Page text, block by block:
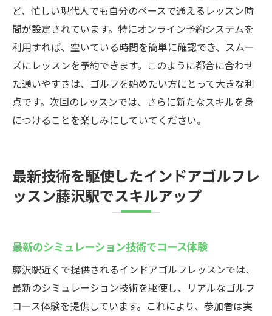
ど、忙しい現代人でも自分のペースで通えるレッスン時
間が設定されています。特にオンライン予約システムを
利用すれば、空いている時間を簡単に確認でき、スムー
ズにレッスンを予約できます。このように都合に合わせ
た通いやすさは、ゴルフを始めたい方にとって大きな利
点です。次回のレッスンでは、さらに新たなスキルを身
につけることを楽しみにしていてください。
最新技術を駆使したインドアゴルフレ
ッスン藤沢駅でスキルアップ
最新のシミュレーション技術でコース体験
藤沢駅近くで提供されるインドアゴルフレッスンでは、
最新のシミュレーション技術を駆使し、リアルなゴルフ
コース体験を提供しています。これにより、参加者は実